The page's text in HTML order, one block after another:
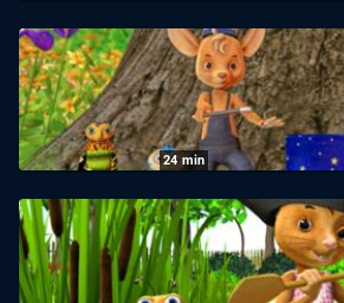
JoNaLu: Apfelmus für die
07.10.2024|ZDF
24 min
JoNaLu: Hokuspokus
04.10.2024|ZDF